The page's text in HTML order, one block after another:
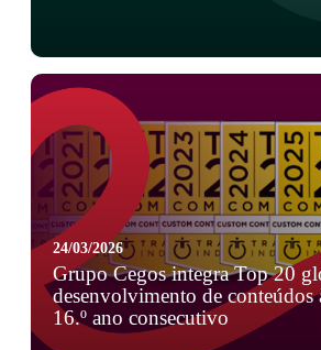
24/03/2026
Grupo Cegos integra Top 20
desenvolvimento de conteúdos
16.º ano consecutivo